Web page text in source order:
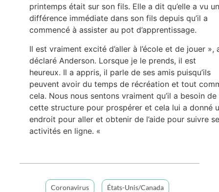
printemps était sur son fils. Elle a dit qu’elle a vu
différence immédiate dans son fils depuis qu’il a
commencé à assister au pot d’apprentissage.
Il est vraiment excité d’aller à l’école et de jouer »,
déclaré Anderson. Lorsque je le prends, il est
heureux. Il a appris, il parle de ses amis puisqu’ils
peuvent avoir du temps de récréation et tout
cela. Nous nous sentons vraiment qu’il a besoin de
cette structure pour prospérer et cela lui a donné
endroit pour aller et obtenir de l’aide pour suivre
activités en ligne. «
Coronavirus
États-Unis/Canada